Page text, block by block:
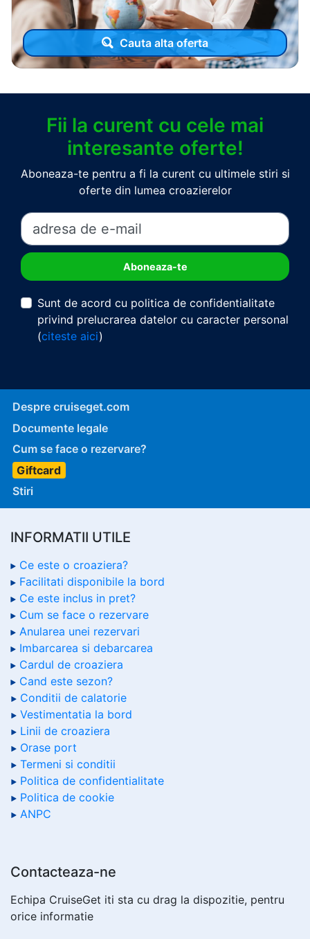
Cauta alta oferta
Fii la curent cu cele mai
interesante oferte!
Aboneaza-te pentru a fi la curent cu ultimele stiri si
oferte din lumea croazierelor
Sunt de acord cu politica de confidentialitate
privind prelucrarea datelor cu caracter personal
(citeste aici)
Despre cruiseget.com
Documente legale
Cum se face o rezervare?
Giftcard
Stiri
INFORMATII UTILE
Ce este o croaziera?
Facilitati disponibile la bord
Ce este inclus in pret?
Cum se face o rezervare
Anularea unei rezervari
Imbarcarea si debarcarea
Cardul de croaziera
Cand este sezon?
Conditii de calatorie
Vestimentatia la bord
Linii de croaziera
Orase port
Termeni si conditii
Politica de confidentialitate
Politica de cookie
ANPC
Contacteaza-ne
Echipa CruiseGet iti sta cu drag la dispozitie, pentru
orice informatie